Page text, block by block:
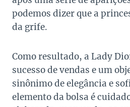
podemos dizer que a
da grife.
Como resultado, a Lady
sucesso de vendas e um
sinônimo de elegância e
elemento da bolsa é